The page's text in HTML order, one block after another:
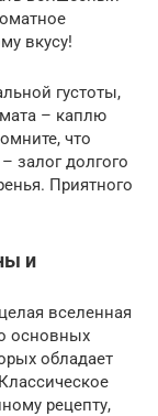
вкусу!
густоты,
– каплю
что
залог долгого
Приятного
и
вселенная
основных
обладает
рецепту,